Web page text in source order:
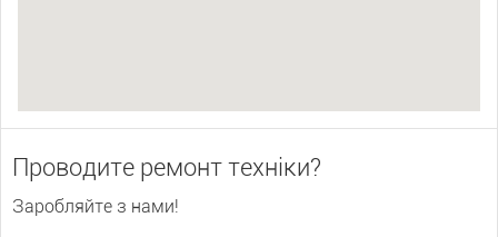
Проводите ремонт техніки?
Заробляйте з нами!